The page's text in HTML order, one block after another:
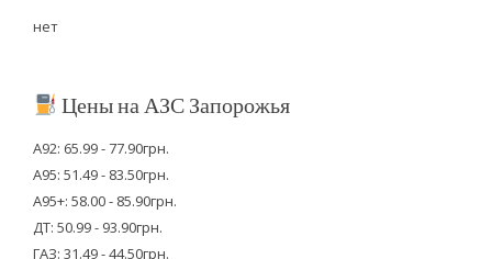
нет
Цены на АЗС Запорожья
А92: 65.99 - 77.90грн.
А95: 51.49 - 83.50грн.
А95+: 58.00 - 85.90грн.
ДТ: 50.99 - 93.90грн.
ГАЗ: 31.49 - 44.50грн.